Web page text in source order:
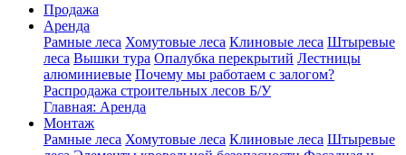
Продажа
Аренда
Рамные леса Хомутовые леса Клиновые леса Штыревые
леса Вышки тура Опалубка перекрытий Лестницы
алюминиевые Почему мы работаем с залогом?
Распродажа строительных лесов Б/У
Главная: Аренда
Монтаж
Рамные леса Хомутовые леса Клиновые леса Штыревые